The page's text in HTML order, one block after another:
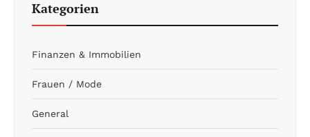
Kategorien
Finanzen & Immobilien
Frauen / Mode
General